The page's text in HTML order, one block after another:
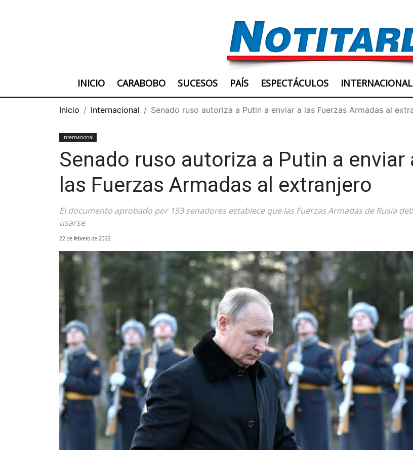
INICIO CARABOBO SUCESOS PAÍS ESPECTÁCULOS INTERNACIONAL
Inicio Internacional Senado ruso autoriza a Putin a enviar a las Fuerzas Armadas al
Internacional
Senado ruso autoriza a Putin a enviar
las Fuerzas Armadas al extranjero
El documento aprobado por 153 senadores establece que las Fuerzas Armadas de Rusia
usarse
22 de febrero de 2022